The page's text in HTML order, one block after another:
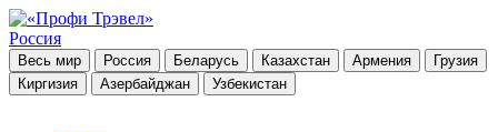
Россия
Весь мир Россия Беларусь Казахстан Армения
Грузия
Киргизия
Азербайджан Узбекистан